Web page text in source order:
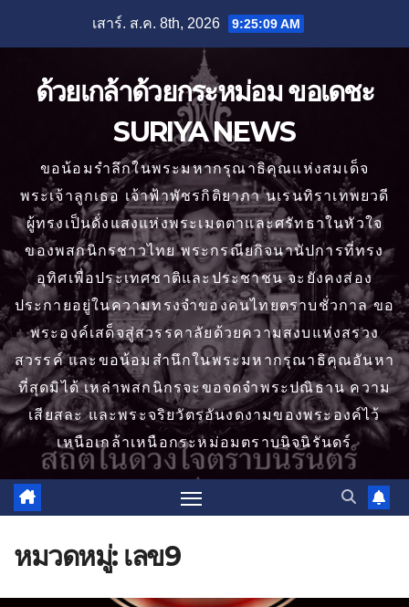
เสาร์. ส.ค. 8th, 2026 9:25:10 AM
ด้วยเกล้าด้วยกระหม่อม ขอเดชะ
SURIYA NEWS
ขอน้อมรำลึกในพระมหากรุณาธิคุณแห่งสมเด็จ
พระเจ้าลูกเธอ เจ้าฟ้าพัชรกิติยาภา นเรนทิราเทพยวดี
ผู้ทรงเป็นดั่งแสงแห่งพระเมตตาและศรัทธาในหัวใจ
ของพสกนิกรชาวไทย พระกรณียกิจนานัปการที่ทรง
อุทิศเพื่อประเทศชาติและประชาชน จะยังคงส่อง
ประกายอยู่ในความทรงจำของคนไทยตราบชั่วกาล ขอ
พระองค์เสด็จสู่สวรรคาลัยด้วยความสงบแห่งสรวง
สวรรค์ และขอน้อมสำนึกในพระมหากรุณาธิคุณอันหา
ที่สุดมิได้ เหล่าพสกนิกรจะขอจดจำพระปณิธาน ความ
เสียสละ และพระจริยวัตรอันงดงามของพระองค์ไว้
เหนือเกล้าเหนือกระหม่อมตราบนิจนิรันดร์
หมวดหมู่: เลข9